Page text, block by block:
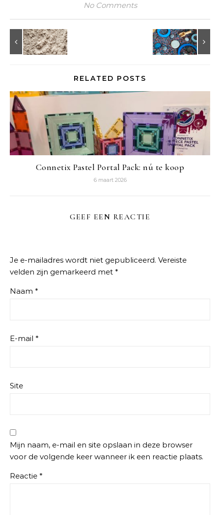
No Comments
RELATED POSTS
Connetix Pastel Portal Pack: nú te koop
6 maart 2026
GEEF EEN REACTIE
Je e-mailadres wordt niet gepubliceerd. Vereiste
velden zijn gemarkeerd met *
Naam *
E-mail *
Site
Mijn naam, e-mail en site opslaan in deze browser
voor de volgende keer wanneer ik een reactie plaats.
Reactie *